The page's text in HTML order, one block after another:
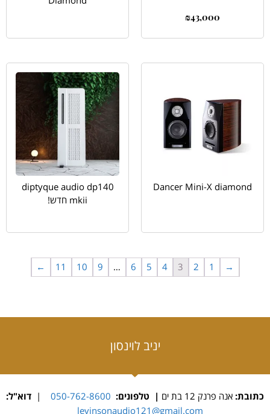
₪43,000
Dancer Mini-X diamond
diptyque audio dp140
mkii חדש!
→
1
2
3
4
5
6
…
9
10
11
←
יניב לוינסון
כתובת: אנה פרנק 12 בת ים | טלפונים: 050-762-8600
| דוא"ל:
levinsonaudio121@gmail.com